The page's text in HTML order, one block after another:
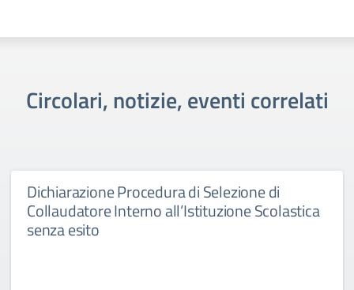
Circolari, notizie, eventi correlati
Dichiarazione Procedura di Selezione di
Collaudatore Interno all’Istituzione Scolastica
senza esito